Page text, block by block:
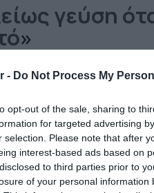
- Do Not Process My
opt-out of the sale, sharing to
for targeted advertising
selection. Please note that after
interest-based ads based on
to third parties prior to
of your personal information
γεύση
»
αρχή γέλασαν με την
– ακριβώς όπως
εστιατόριο στη